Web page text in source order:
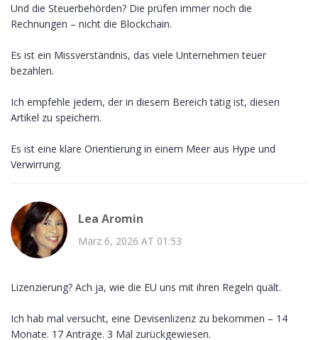
Und die Steuerbehörden? Die prüfen immer noch die
Rechnungen – nicht die Blockchain.
Es ist ein Missverständnis, das viele Unternehmen teuer
bezahlen.
Ich empfehle jedem, der in diesem Bereich tätig ist, diesen
Artikel zu speichern.
Es ist eine klare Orientierung in einem Meer aus Hype und
Verwirrung.
Lea Aromin
März 6, 2026 AT 01:53
Lizenzierung? Ach ja, wie die EU uns mit ihren Regeln quält.
Ich hab mal versucht, eine Devisenlizenz zu bekommen – 14
Monate. 17 Anträge. 3 Mal zurückgewiesen.